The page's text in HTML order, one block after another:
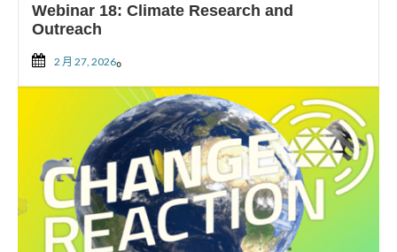
Webinar 18: Climate Research and
Outreach
2 月 27, 2026。